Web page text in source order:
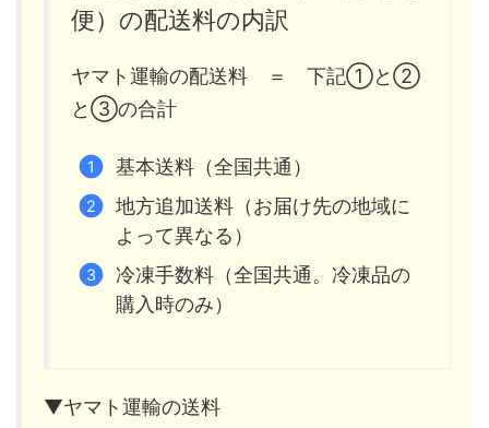
便）の配送料の内訳
ヤマト運輸の配送料 ＝ 下記①と②
と③の合計
基本送料（全国共通）
地方追加送料（お届け先の地域に
よって異なる）
冷凍手数料（全国共通。冷凍品の
購入時のみ）
▼ヤマト運輸の送料